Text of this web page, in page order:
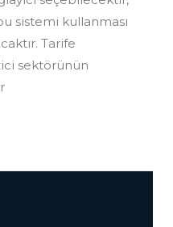
sistemi kullanması
Tarife
sektörünün